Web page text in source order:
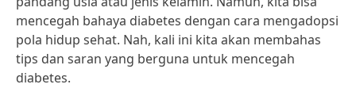
mencegah bahaya diabetes dengan cara mengadopsi
pola hidup sehat. Nah, kali ini kita akan membahas
tips dan saran yang berguna untuk mencegah
diabetes.